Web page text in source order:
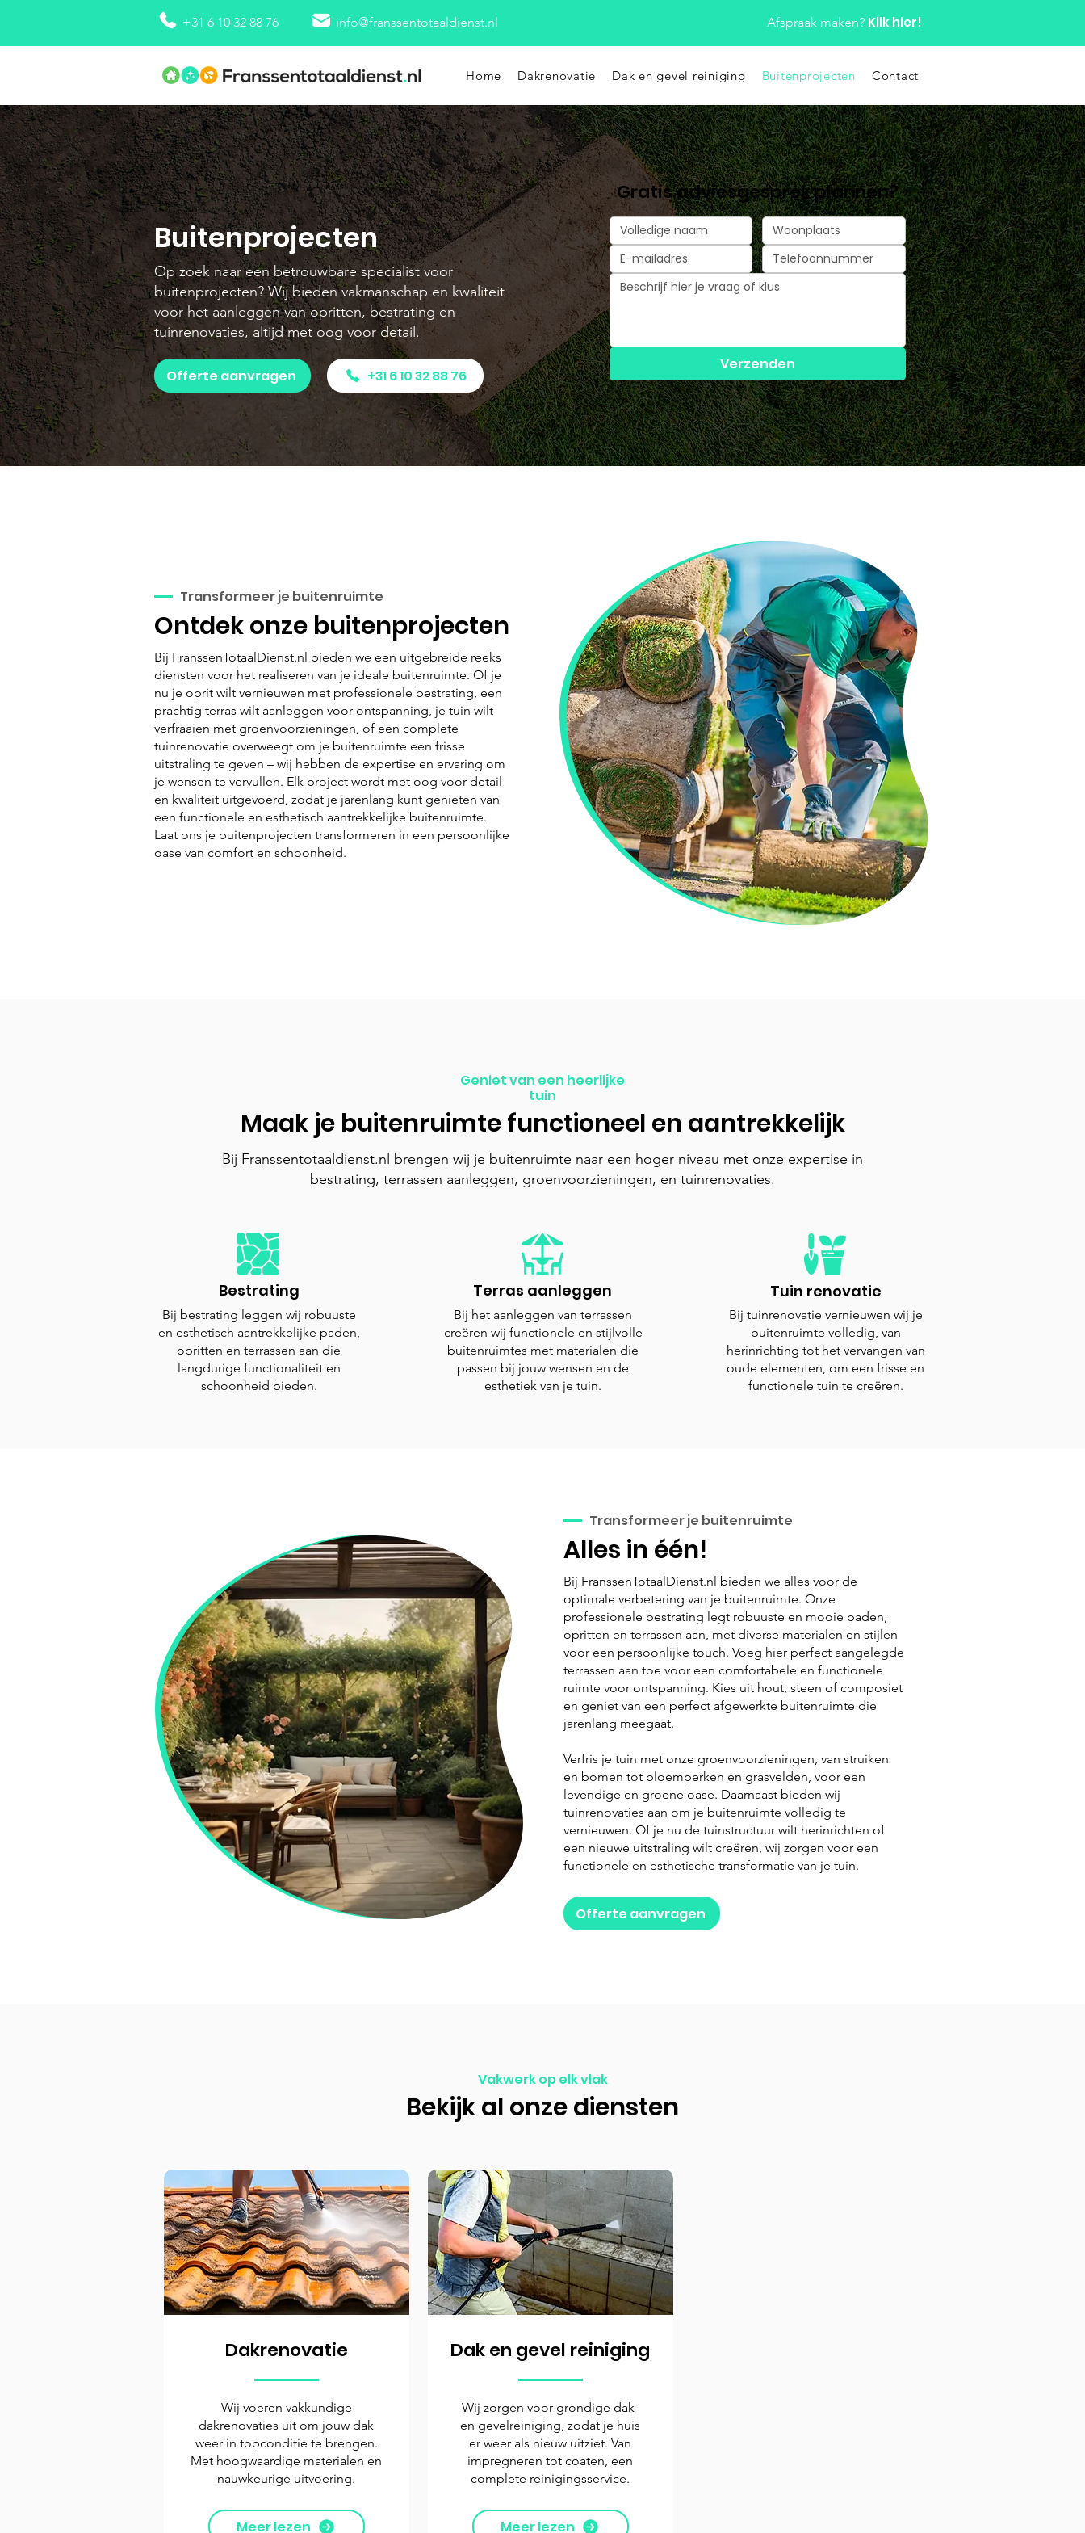
+31 6 10 32 88 76 info@franssentotaaldienst.nl Afspraak maken? Klik hier!
Home Dakrenovatie Dak en gevel reiniging Buitenprojecten Contact
Buitenprojecten
Op zoek naar een betrouwbare specialist voor
buitenprojecten? Wij bieden vakmanschap en kwaliteit
voor het aanleggen van opritten, bestrating en
tuinrenovaties, altijd met oog voor detail.
Offerte aanvragen +31 6 10 32 88 76
Gratis adviesgesprek plannen?
Verzenden
Transformeer je buitenruimte
Ontdek onze buitenprojecten
Bij FranssenTotaalDienst.nl bieden we een uitgebreide reeks
diensten voor het realiseren van je ideale buitenruimte. Of je
nu je oprit wilt vernieuwen met professionele bestrating, een
prachtig terras wilt aanleggen voor ontspanning, je tuin wilt
verfraaien met groenvoorzieningen, of een complete
tuinrenovatie overweegt om je buitenruimte een frisse
uitstraling te geven – wij hebben de expertise en ervaring om
je wensen te vervullen. Elk project wordt met oog voor detail
en kwaliteit uitgevoerd, zodat je jarenlang kunt genieten van
een functionele en esthetisch aantrekkelijke buitenruimte.
Laat ons je buitenprojecten transformeren in een persoonlijke
oase van comfort en schoonheid.
Geniet van een heerlijke
tuin
Maak je buitenruimte functioneel en aantrekkelijk
Bij Franssentotaaldienst.nl brengen wij je buitenruimte naar een hoger niveau met onze expertise in
bestrating, terrassen aanleggen, groenvoorzieningen, en tuinrenovaties.
Bestrating
Bij bestrating leggen wij robuuste
en esthetisch aantrekkelijke paden,
opritten en terrassen aan die
langdurige functionaliteit en
schoonheid bieden.
Terras aanleggen
Bij het aanleggen van terrassen
creëren wij functionele en stijlvolle
buitenruimtes met materialen die
passen bij jouw wensen en de
esthetiek van je tuin.
Tuin renovatie
Bij tuinrenovatie vernieuwen wij je
buitenruimte volledig, van
herinrichting tot het vervangen van
oude elementen, om een frisse en
functionele tuin te creëren.
Transformeer je buitenruimte
Alles in één!
Bij FranssenTotaalDienst.nl bieden we alles voor de
optimale verbetering van je buitenruimte. Onze
professionele bestrating legt robuuste en mooie paden,
opritten en terrassen aan, met diverse materialen en stijlen
voor een persoonlijke touch. Voeg hier perfect aangelegde
terrassen aan toe voor een comfortabele en functionele
ruimte voor ontspanning. Kies uit hout, steen of composiet
en geniet van een perfect afgewerkte buitenruimte die
jarenlang meegaat.
Verfris je tuin met onze groenvoorzieningen, van struiken
en bomen tot bloemperken en grasvelden, voor een
levendige en groene oase. Daarnaast bieden wij
tuinrenovaties aan om je buitenruimte volledig te
vernieuwen. Of je nu de tuinstructuur wilt herinrichten of
een nieuwe uitstraling wilt creëren, wij zorgen voor een
functionele en esthetische transformatie van je tuin.
Offerte aanvragen
Vakwerk op elk vlak
Bekijk al onze diensten
Dakrenovatie
Wij voeren vakkundige
dakrenovaties uit om jouw dak
weer in topconditie te brengen.
Met hoogwaardige materialen en
nauwkeurige uitvoering.
Meer lezen
Dak en gevel reiniging
Wij zorgen voor grondige dak-
en gevelreiniging, zodat je huis
er weer als nieuw uitziet. Van
impregneren tot coaten, een
complete reinigingsservice.
Meer lezen